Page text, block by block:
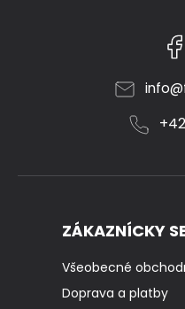
info@
ZÁKAZNÍCKY
Všeobecné
Doprava a platby